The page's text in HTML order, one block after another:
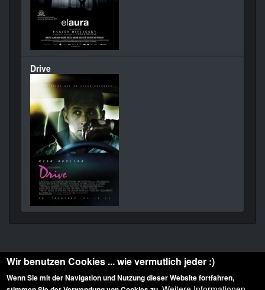
Drive
Wir benutzen Cookies ... wie vermutlich jeder :)
Wenn Sie mit der Navigation und Nutzung dieser Website fortfahren,